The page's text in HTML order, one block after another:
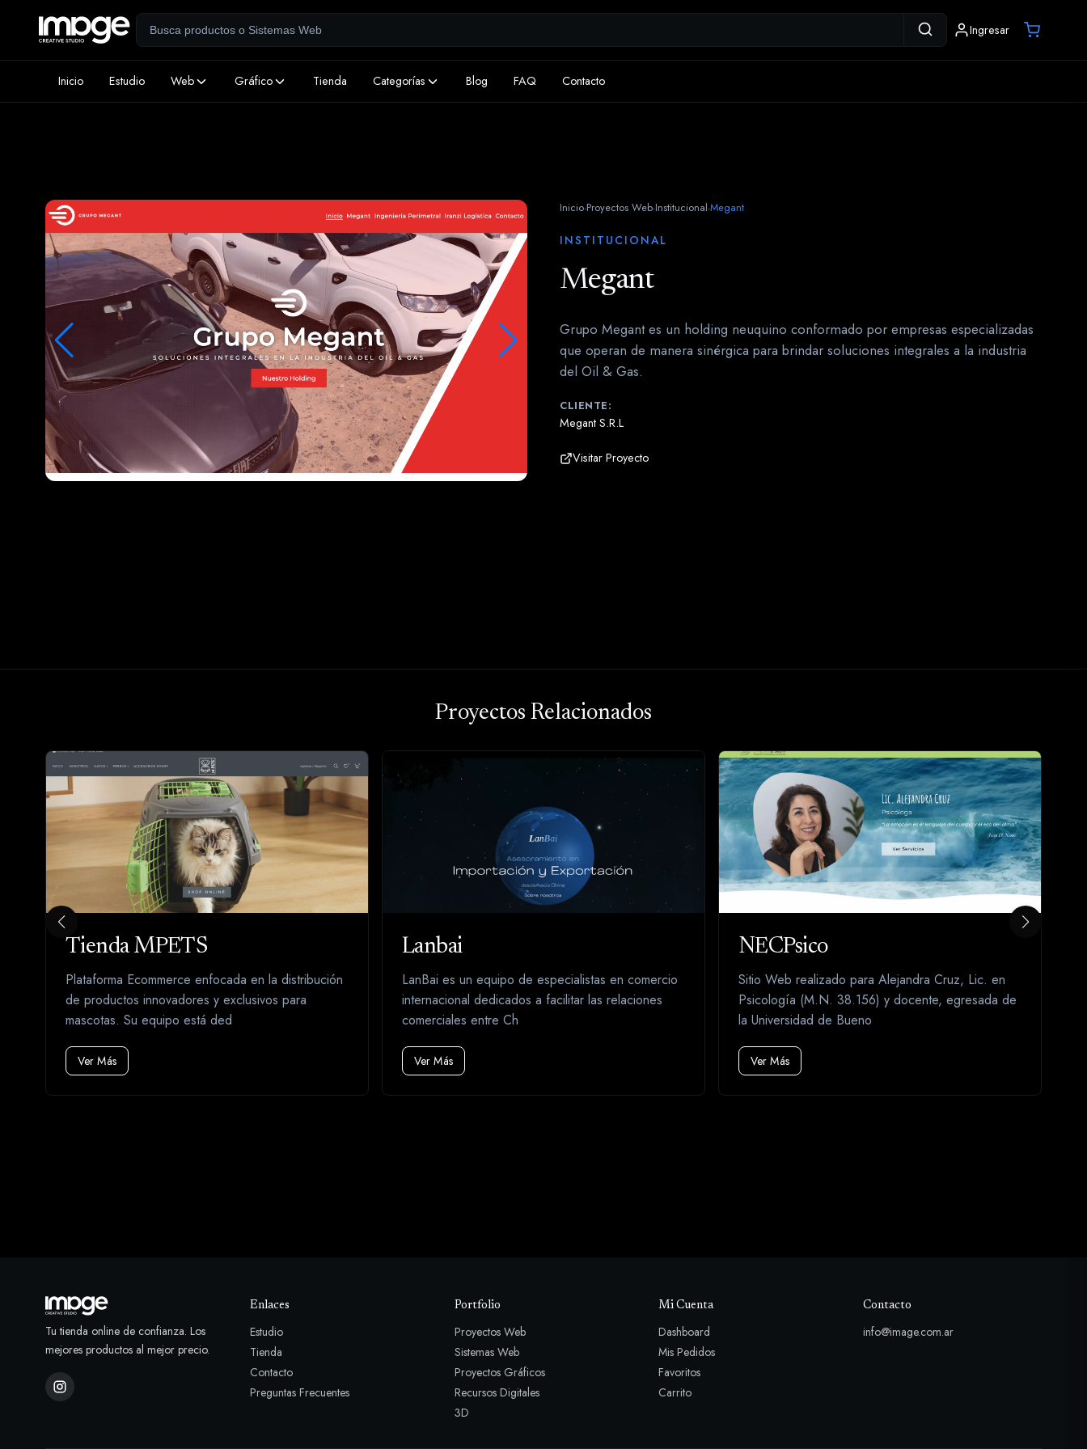
Ingresar
Inicio Estudio Web Gráfico Tienda Categorías Blog FAQ Contacto
Inicio·Proyectos Web·Institucional·Megant
INSTITUCIONAL
Megant
Grupo Megant es un holding neuquino conformado por empresas especializadas
que operan de manera sinérgica para brindar soluciones integrales a la industria
del Oil & Gas.
CLIENTE:
Megant S.R.L
Visitar Proyecto
Proyectos Relacionados
Tienda MPETS
Plataforma Ecommerce enfocada en la distribución
de productos innovadores y exclusivos para
mascotas. Su equipo está ded
Ver Más
Lanbai
LanBai es un equipo de especialistas en comercio
internacional dedicados a facilitar las relaciones
comerciales entre Ch
Ver Más
NECPsico
Sitio Web realizado para Alejandra Cruz, Lic. en
Psicología (M.N. 38.156) y docente, egresada de
la Universidad de Bueno
Ver Más
Tu tienda online de confianza. Los
mejores productos al mejor precio.
Enlaces
Estudio
Tienda
Contacto
Preguntas Frecuentes
Portfolio
Proyectos Web
Sistemas Web
Proyectos Gráficos
Recursos Digitales
3D
Mi Cuenta
Dashboard
Mis Pedidos
Favoritos
Carrito
Contacto
info@image.com.ar